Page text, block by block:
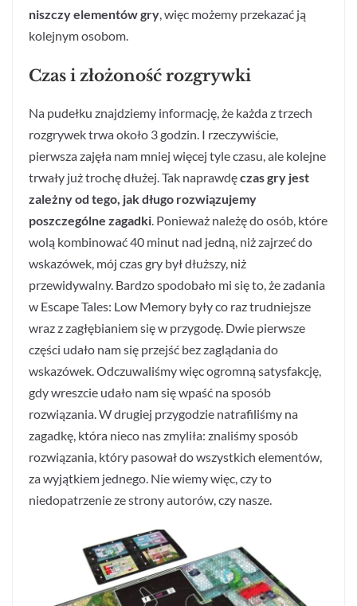
niszczy elementów gry, więc możemy przekazać ją
kolejnym osobom.
Czas i złożoność rozgrywki
Na pudełku znajdziemy informację, że każda z trzech
rozgrywek trwa około 3 godzin. I rzeczywiście,
pierwsza zajęła nam mniej więcej tyle czasu, ale kolejne
trwały już trochę dłużej. Tak naprawdęczas gry jest
zależny od tego, jak długo rozwiązujemy
poszczególne zagadki. Ponieważ należę do osób, które
wolą kombinować 40 minut nad jedną, niż zajrzeć do
wskazówek, mój czas gry był dłuższy, niż
przewidywalny. Bardzo spodobało mi się to, że zadania
w Escape Tales: Low Memory były co raz trudniejsze
wraz z zagłębianiem się w przygodę. Dwie pierwsze
części udało nam się przejść bez zaglądania do
wskazówek. Odczuwaliśmy więc ogromną satysfakcję,
gdy wreszcie udało nam się wpaść na sposób
rozwiązania. W drugiej przygodzie natrafiliśmy na
zagadkę, która nieco nas zmyliła: znaliśmy sposób
rozwiązania, który pasował do wszystkich elementów,
za wyjątkiem jednego. Nie wiemy więc, czy to
niedopatrzenie ze strony autorów, czy nasze.